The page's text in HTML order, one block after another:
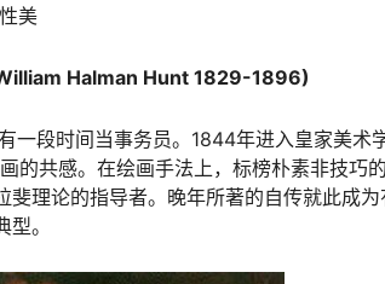
美
Halman Hunt 1829-1896)
段时间当事务员。1844年进入皇家美术
的共感。在绘画手法上，标榜朴素非技
斐理论的指导者。晚年所著的自传就此成
。